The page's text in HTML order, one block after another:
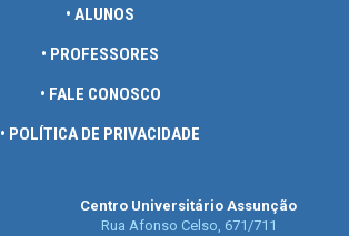
• ALUNOS
• PROFESSORES
• FALE CONOSCO
• POLÍTICA DE PRIVACIDADE
Centro Universitário Assunção
Rua Afonso Celso, 671/711